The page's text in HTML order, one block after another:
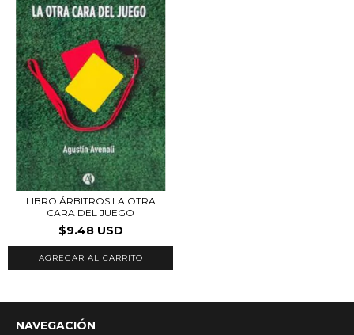
LIBRO ÁRBITROS LA OTRA
CARA DEL JUEGO
$9.48 USD
NAVEGACIÓN